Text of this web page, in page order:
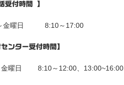
受付時間 】
金曜日 8:10～17:00
センター受付時間】
曜日 8:10～12:00、13:00~16:00